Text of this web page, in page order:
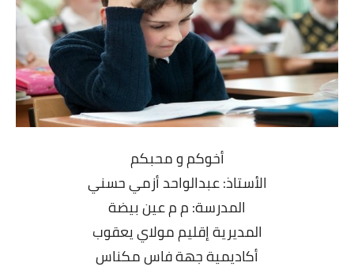
أخوكم و محبكم
الأستاذ: عبدالواحد أزمي حسني
المدرسة: م م عين بيضة
المديرية إقليم مولاي يعقوب
أكاديمية جهة فاس مكناس